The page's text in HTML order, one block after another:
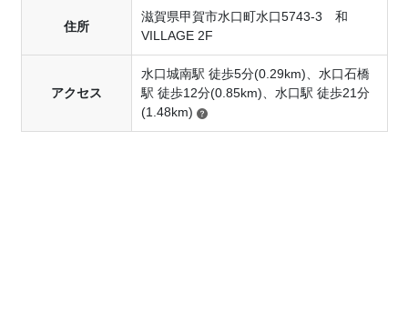
ナビ個別指導学院では、ただいま「夏の入会金￥0キ
下記の期間中にお申し込み・ご契約をいただいたお
客様が対象となります。
・特典内容： 入会金 0円
住所
滋賀県甲賀市水口町水口5743-3 和
VILLAGE 2F
アクセス
水口城南駅 徒歩5分(0.29km)、水口石橋
駅 徒歩12分(0.85km)、水口駅 徒歩21分
(1.48km)